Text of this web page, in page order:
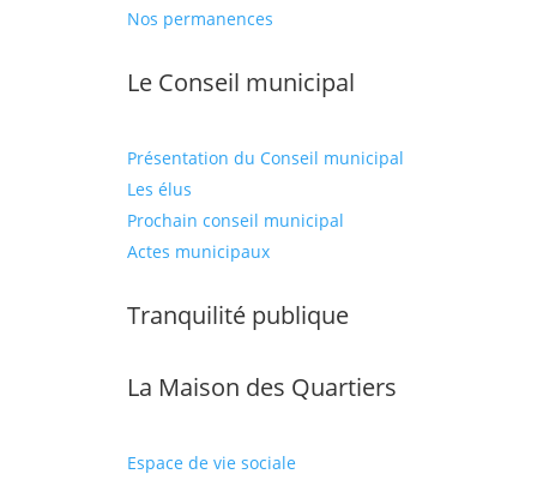
Nos permanences
Le Conseil municipal
Présentation du Conseil municipal
Les élus
Prochain conseil municipal
Actes municipaux
Tranquilité publique
La Maison des Quartiers
Espace de vie sociale